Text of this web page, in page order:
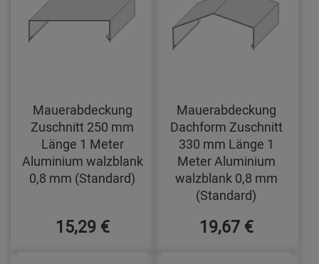
Mauerabdeckung
Zuschnitt 250 mm
Länge 1 Meter
Aluminium walzblank
0,8 mm (Standard)
15,29 €
Mauerabdeckung
Dachform Zuschnitt
330 mm Länge 1
Meter Aluminium
walzblank 0,8 mm
(Standard)
19,67 €